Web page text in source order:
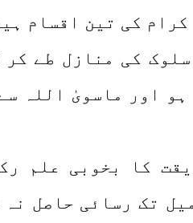
کی تین اقسام
سلوک کی منازل طے
اور ماسویٰ اللہ
کا بخوبی علم
تک رسائی حاصل